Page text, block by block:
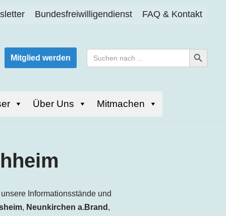
Bundesfreiwilligendienst FAQ & Kontakt
Mitglied werden
Search
for:
Search Button
Über Uns Mitmachen
Informationsstände und
, Neunkirchen a.Brand ,